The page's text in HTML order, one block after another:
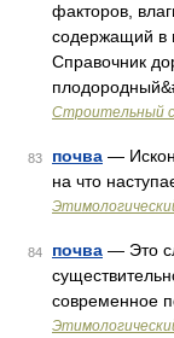
факторов,
содержащий в
Справочник
Строительный
83 почва —
на что
84 почва — Это
современное